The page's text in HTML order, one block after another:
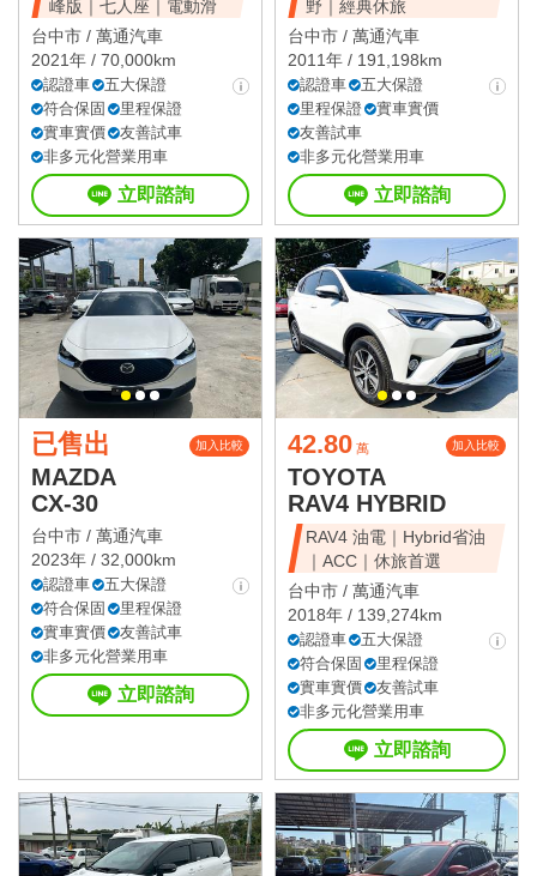
峰版｜七人座｜電動滑
台中市 / 萬通汽車
2021年 / 70,000km
認證車
五大保證
符合保固
里程保證
實車實價
友善試車
非多元化營業用車
立即諮詢
野｜經典休旅
台中市 / 萬通汽車
2011年 / 191,198km
認證車
五大保證
里程保證
實車實價
友善試車
非多元化營業用車
立即諮詢
已售出 加入比較
MAZDA
CX-30
台中市 / 萬通汽車
2023年 / 32,000km
認證車
五大保證
符合保固
里程保證
實車實價
友善試車
非多元化營業用車
立即諮詢
42.80 萬 加入比較
TOYOTA
RAV4 HYBRID
RAV4 油電｜Hybrid省油
｜ACC｜休旅首選
台中市 / 萬通汽車
2018年 / 139,274km
認證車
五大保證
符合保固
里程保證
實車實價
友善試車
非多元化營業用車
立即諮詢